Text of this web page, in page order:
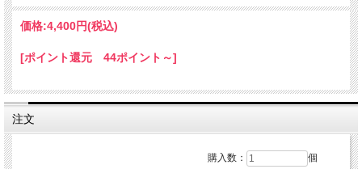
・TOUGHBUILTヘビーデューティー仕様ツールポーチ
に脱着可能
・高品質素材の6層構造と高強度リベット補強により、長期間使用に適した高耐久
仕様
・ツールの長さに合わせて調整可能な下部ストラップ
価格:4,400円(税込)
[ポイント還元 44ポイント～]
注文
購入数： 個